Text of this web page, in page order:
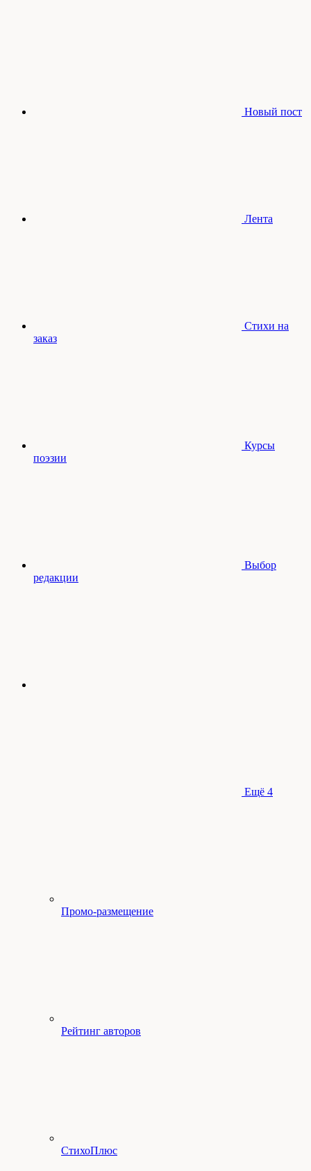
Новый пост
Лента
Стихи на
заказ
Курсы
поэзии
Выбор
редакции
Ещё 4
Промо-размещение
Рейтинг авторов
СтихоПлюс